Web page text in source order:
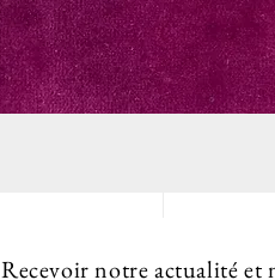
Recevoir notre actualité et